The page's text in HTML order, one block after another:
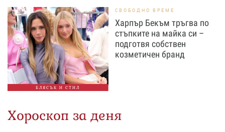
БЛЯСЪК И СТИЛ
СВОБОДНО ВРЕМЕ
Харпър Бекъм тръгва по
стъпките на майка си –
подготвя собствен
козметичен бранд
Хороскоп за деня